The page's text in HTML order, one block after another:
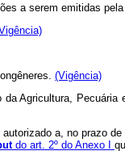
a serem emitidas
(Vigência)
Agricultura,
a, no prazo
do art. 2º do Anexo I